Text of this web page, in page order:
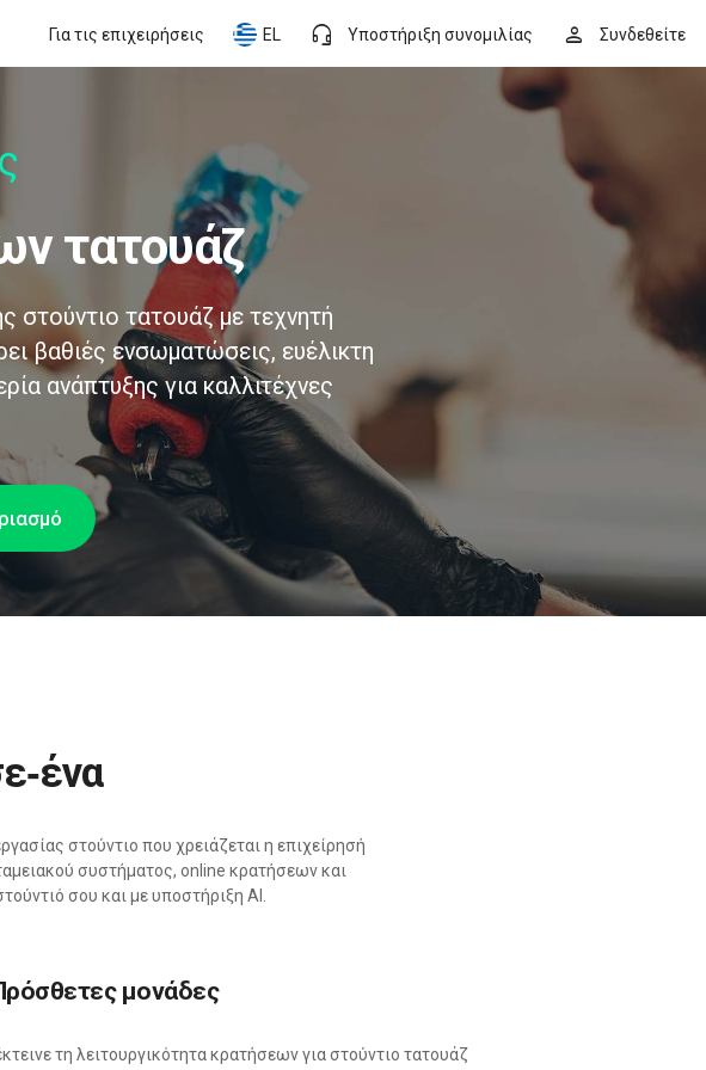
person Συνδεθείτε
headset_mic Υποστήριξη συνομιλίας
EL
Για τις επιχειρήσεις
τατουάζ
στούντιο τατουάζ με τεχνητή
βαθιές ενσωματώσεις, ευέλικτη
ανάπτυξης για καλλιτέχνες
στούντιο που χρειάζεται η επιχείρησή
συστήματος, online κρατήσεων και
σου και με υποστήριξη AI.
Πρόσθετες μονάδες
τη λειτουργικότητα κρατήσεων για στούντιο τατουάζ